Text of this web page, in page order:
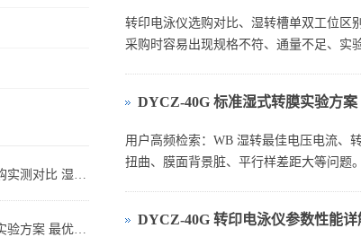
DYCZ-40G 转印电泳仪选购实测对比 湿转设备怎么选不踩坑
DYCZ-40G 标准湿式转膜实验方案 最优参数搭配
转印电泳仪选购对比、湿转槽单双工位区
采购时容易出现规格不符、通量不足、实
DYCZ-40G 标准湿式转膜实验方
用户高频检索：WB 湿转最佳电压电流、
扭曲、膜面背景脏、平行样差距大等问题
DYCZ-40G 转印电泳仪参数性能详